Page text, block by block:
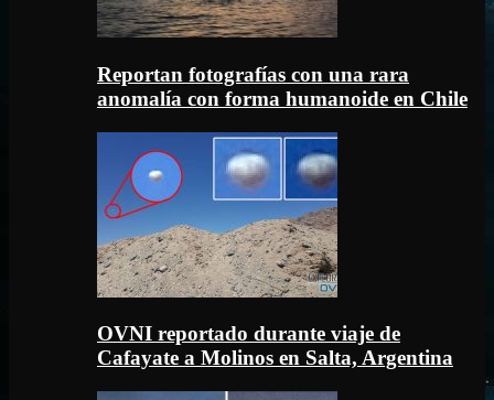
Reportan fotografías con una rara
anomalía con forma humanoide en Chile
OVNI reportado durante viaje de
Cafayate a Molinos en Salta, Argentina